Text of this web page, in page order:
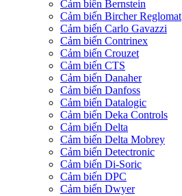
Cảm biến Bernstein
Cảm biến Bircher Reglomat
Cảm biến Carlo Gavazzi
Cảm biến Contrinex
Cảm biến Crouzet
Cảm biến CTS
Cảm biến Danaher
Cảm biến Danfoss
Cảm biến Datalogic
Cảm biến Deka Controls
Cảm biến Delta
Cảm biến Delta Mobrey
Cảm biến Detectronic
Cảm biến Di-Soric
Cảm biến DPC
Cảm biến Dwyer